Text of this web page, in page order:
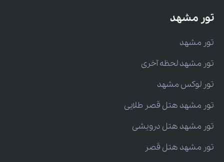
تور مشهد
تور مشهد
تور مشهد لحظه آخری
تور لوکس مشهد
تور مشهد هتل قصر طلایی
تور مشهد هتل درویشی
تور مشهد هتل قصر